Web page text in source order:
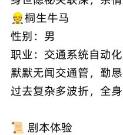
👷桐生牛马
性别：男
职业：交通系统自动
默默无闻交通管，勤恳
过去复杂多波折，全身
📜 剧本体验